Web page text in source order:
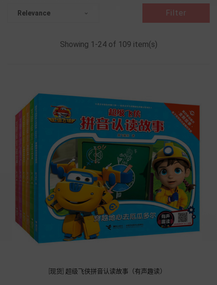
Relevance  Filter
Showing 1-24 of 109 item(s)
[现货] 超级飞侠拼音认读故事（有声趣读）